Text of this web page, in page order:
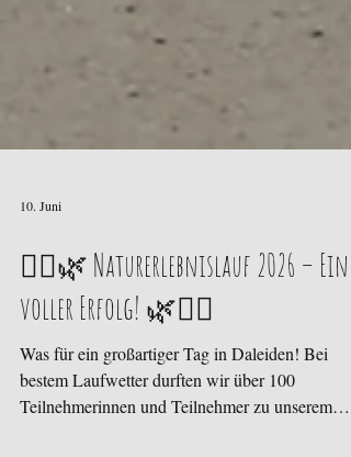
10. Juni
🏃‍♀️🌿 Naturerlebnislauf 2026 – Ein
voller Erfolg! 🌿🏃‍♂️